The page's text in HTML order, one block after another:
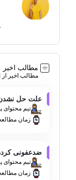
مطالب اخیر
مطالب اخیر
علت حل
تیم محتوای
زمان
ضدعفونی کردن
تیم محتوای
زمان